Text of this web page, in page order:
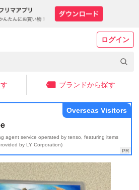
ログイン
ブランドから探す
agent service operated by tenso, featuring items
by LY Corporation)
Overseas Visitors